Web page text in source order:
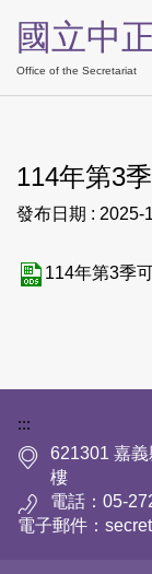
到
主
要
區
國立中
Office of the Secretariat
114年第3
發布日期 : 2025-
114年第3季
:::
621301 嘉
樓
電話：05-
電子郵件：